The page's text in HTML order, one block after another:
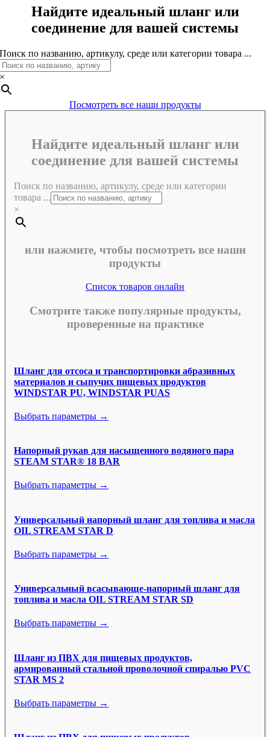
Найдите идеальный шланг или
соединение для вашей системы
Поиск по названию, артикулу, среде или категории товара ...
×
Посмотреть все наши продукты
Найдите идеальный шланг или
соединение для вашей системы
Поиск по названию, артикулу, среде или категории
товара ...
×
или нажмите, чтобы посмотреть все наши
продукты
Список товаров онлайн
Смотрите также популярные продукты,
проверенные на практике
Шланг для отсоса и транспортировки абразивных
материалов и сыпучих пищевых продуктов
WINDSTAR PU, WINDSTAR PUAS
Выбрать параметры →
Напорный рукав для насыщенного водяного пара
STEAM STAR® 18 BAR
Выбрать параметры →
Универсальный напорный шланг для топлива и масла
OIL STREAM STAR D
Выбрать параметры →
Универсальный всасывающе-напорный шланг для
топлива и масла OIL STREAM STAR SD
Выбрать параметры →
Шланг из ПВХ для пищевых продуктов,
армированный стальной проволочной спиралью PVC
STAR MS 2
Выбрать параметры →